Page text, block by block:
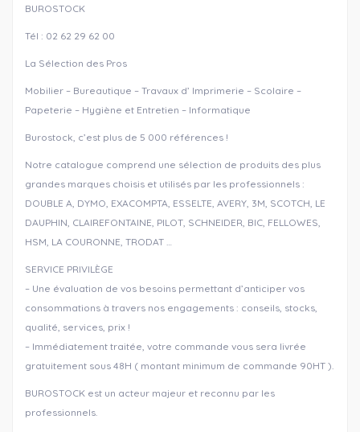
BUROSTOCK
Tél : 02 62 29 62 00
La Sélection des Pros
Mobilier – Bureautique – Travaux d’ Imprimerie – Scolaire –
Papeterie – Hygiène et Entretien – Informatique
Burostock, c’est plus de 5 000 références !
Notre catalogue comprend une sélection de produits des plus
grandes marques choisis et utilisés par les professionnels :
DOUBLE A, DYMO, EXACOMPTA, ESSELTE, AVERY, 3M, SCOTCH, LE
DAUPHIN, CLAIREFONTAINE, PILOT, SCHNEIDER, BIC, FELLOWES,
HSM, LA COURONNE, TRODAT …
SERVICE PRIVILÈGE
– Une évaluation de vos besoins permettant d’anticiper vos
consommations à travers nos engagements : conseils, stocks,
qualité, services, prix !
– Immédiatement traitée, votre commande vous sera livrée
gratuitement sous 48H ( montant minimum de commande 90HT ).
BUROSTOCK est un acteur majeur et reconnu par les
professionnels.